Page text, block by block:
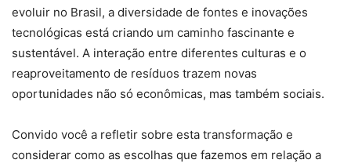
evoluir no Brasil, a diversidade de fontes e inovações
tecnológicas está criando um caminho fascinante e
sustentável. A interação entre diferentes culturas e o
reaproveitamento de resíduos trazem novas
oportunidades não só econômicas, mas também sociais.
Convido você a refletir sobre esta transformação e
considerar como as escolhas que fazemos em relação a